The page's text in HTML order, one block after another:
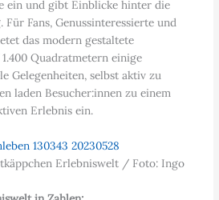
ein und gibt Einblicke hinter die
Fans, Genussinteressierte und
das modern gestaltete
Quadratmetern einige
Gelegenheiten, selbst aktiv zu
laden Besucher:innen zu einem
Erlebnis ein.
Erlebniswelt / Foto: Ingo